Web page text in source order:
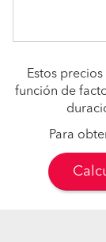
Estos
función de
Para